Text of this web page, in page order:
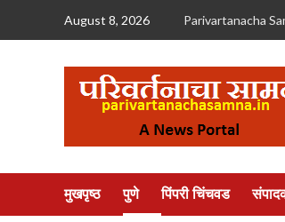
August 8, 2026 Parivartanacha
मुखपृष्ठ पुणे पिंपरी चिंचवड